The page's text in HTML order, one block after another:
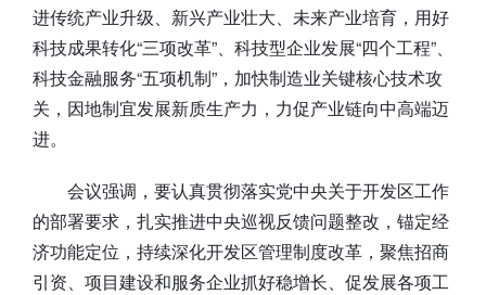
进传统产业升级、新兴产业壮大、未来产业培育，用好
科技成果转化“三项改革”、科技型企业发展“四个工程”、
科技金融服务“五项机制”，加快制造业关键核心技术攻
关，因地制宜发展新质生产力，力促产业链向中高端迈
进。
会议强调，要认真贯彻落实党中央关于开发区工作
的部署要求，扎实推进中央巡视反馈问题整改，锚定经
济功能定位，持续深化开发区管理制度改革，聚焦招商
引资、项目建设和服务企业抓好稳增长、促发展各项工